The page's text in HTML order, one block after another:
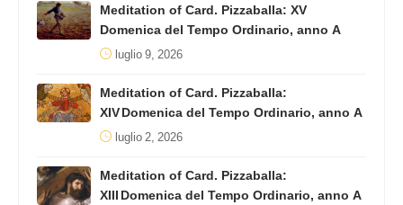
Meditation of Card. Pizzaballa: XV
Domenica del Tempo Ordinario, anno A
luglio 9, 2026
Meditation of Card. Pizzaballa:
XIV Domenica del Tempo Ordinario, anno A
luglio 2, 2026
Meditation of Card. Pizzaballa:
XIII Domenica del Tempo Ordinario, anno A